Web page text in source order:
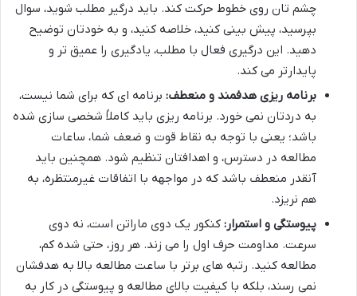
چشم تان روی خطوط حرکت کند. باید درگیر مطلب شوید، سوال
بپرسید، پیش بینی کنید، خلاصه کنید، و به خودتان توضیح
دهید. این درگیری فعال با مطلب، یادگیری را عمیق تر و
پایدارتر می کند.
برنامه ریزی هدفمند و منعطف: برنامه ای که برای شما نیست،
به دردتان نمی خورد. برنامه ریزی باید کاملاً شخصی سازی شده
باشد؛ یعنی با توجه به نقاط قوت و ضعف شما، ساعات
مطالعه در دسترس، و اهدافتان تنظیم شود. همچنین باید
آنقدر منعطف باشد که در مواجهه با اتفاقات غیرمنتظره، به
هم نریزد.
پیوستگی و استمرار: کنکور یک دوی ماراتن است، نه دوی
سرعت. مداومت حرف اول را می زند. هر روز، حتی شده کم،
مطالعه کنید. رتبه های برتر با ساعت مطالعه بالا به هدفشان
نمی رسند، بلکه با کیفیت بالای مطالعه و پیوستگی در کار به